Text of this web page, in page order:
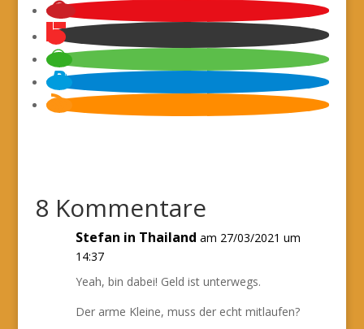
8 Kommentare
Stefan in Thailand am 27/03/2021 um
14:37
Yeah, bin dabei! Geld ist unterwegs.
Der arme Kleine, muss der echt mitlaufen?